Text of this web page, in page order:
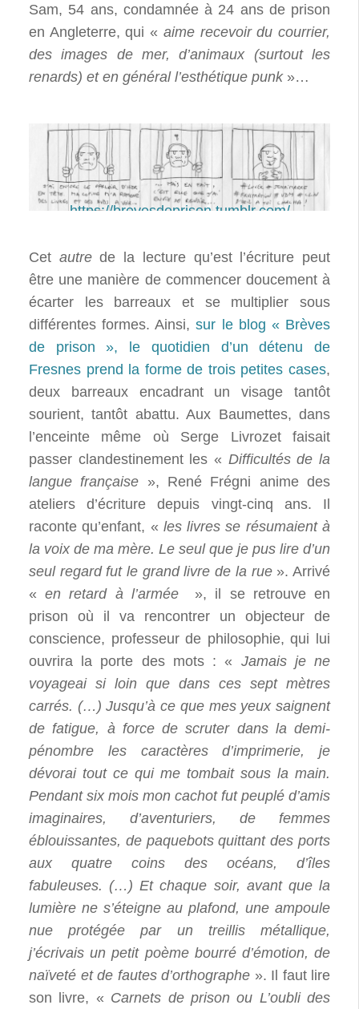
Sam, 54 ans, condamnée à 24 ans de prison
en Angleterre, qui « aime recevoir du courrier,
des images de mer, d’animaux (surtout les
renards) et en général l’esthétique punk»…
https://brevesdeprison.tumblr.com/
Cet autrede la lecture qu’est l’écriture peut
être une manière de commencer doucement à
écarter les barreaux et se multiplier sous
différentes formes. Ainsi,sur le blog « Brèves
de prison », le quotidien d’un détenu de
Fresnes prend la forme de trois petites cases,
deux barreaux encadrant un visage tantôt
sourient, tantôt abattu. Aux Baumettes, dans
l’enceinte même où Serge Livrozet faisait
passer clandestinement les « Difficultés de la
langue française », René Frégni anime des
ateliers d’écriture depuis vingt-cinq ans. Il
raconte qu’enfant, « les livres se résumaient à
la voix de ma mère. Le seul que je pus lire d’un
seul regard fut le grand livre de la rue». Arrivé
«en retard à l’armée
», il se retrouve en
prison où il va rencontrer un objecteur de
conscience, professeur de philosophie, qui lui
ouvrira la porte des mots : « Jamais je ne
voyageai si loin que dans ces sept mètres
carrés. (…) Jusqu’à ce que mes yeux saignent
de fatigue, à force de scruter dans la demi-
pénombre les caractères d’imprimerie, je
dévorai tout ce qui me tombait sous la main.
Pendant six mois mon cachot fut peuplé d’amis
imaginaires, d’aventuriers, de femmes
éblouissantes, de paquebots quittant des ports
aux quatre coins des océans, d’îles
fabuleuses. (…) Et chaque soir, avant que la
lumière ne s’éteigne au plafond, une ampoule
nue protégée par un treillis métallique,
j’écrivais un petit poème bourré d’émotion, de
naïveté et de fautes d’orthographe ». Il faut lire
son livre, « Carnets de prison ou L’oubli des